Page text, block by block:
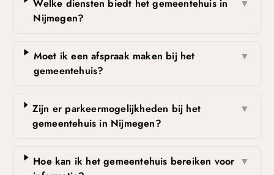
Welke diensten biedt het gemeentehuis in
Nijmegen?
▼
Moet ik een afspraak maken bij het
gemeentehuis?
▼
Zijn er parkeermogelijkheden bij het
gemeentehuis in Nijmegen?
▼
Hoe kan ik het gemeentehuis bereiken voor ▼